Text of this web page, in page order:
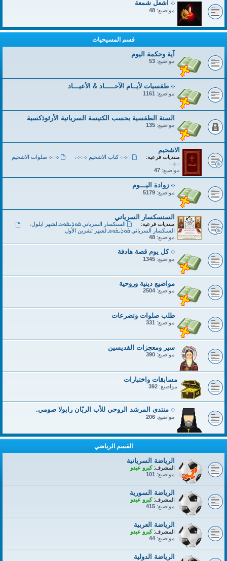
܀ اشعل شمعة
مواضيع: 48
قسم المسيحيات
آية وحكمة اليوم
مواضيع: 53
܀ طقسيات لأيــام الآحـــــاد & الأعيـــاد
مواضيع: 1161
السنة الطقسية بحسب الكنيسة السريانية الأرثوذكسية
مواضيع: 135
الاشحيم
منتديات فرعية: ܀܀܀ كتاب الاشحيم ܀܀܀،
܀܀܀ صلوات الاشحيم
܀܀܀
مواضيع: 47
܀ زوادة اليـــوم
مواضيع: 5179
السنسكسار السرياني
منتديات فرعية: السنكسار السرياني ܩܽܘܕܺܝܩܽܘܣ لشهر ايلول،
السنكسار السرياني ܩܽܘܕܺܝܩܽܘܣ لشهر تشرين الأول
مواضيع: 48
܀ كل يوم قصة هادفة
مواضيع: 1345
مواضيع دينية وروحية
مواضيع: 2504
طلب صلوات وتضرعات
مواضيع: 331
سير ومعجزات القديسين
مواضيع: 390
مسابقات واختبارات
مواضيع: 392
܀ منتدى المرشد الروحي للأب الربّان رابولا صومي.
مواضيع: 206
القسم الرياضي
الرياضة السريانية
المشرف: كبرو عبدو
مواضيع: 101
الرياضة السورية
المشرف: كبرو عبدو
مواضيع: 415
الرياضة العربية
المشرف: كبرو عبدو
مواضيع: 44
الرياضة الدولية